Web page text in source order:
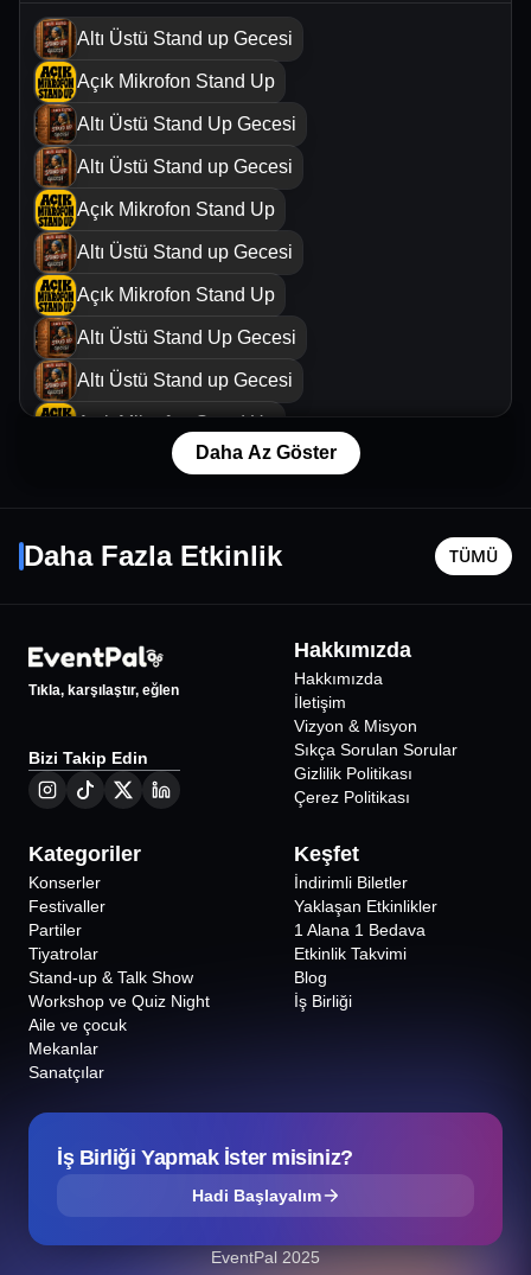
Altı Üstü Stand up Gecesi
Açık Mikrofon Stand Up
Altı Üstü Stand Up Gecesi
Altı Üstü Stand up Gecesi
Açık Mikrofon Stand Up
Altı Üstü Stand up Gecesi
Açık Mikrofon Stand Up
Altı Üstü Stand Up Gecesi
Altı Üstü Stand up Gecesi
Açık Mikrofon Stand Up
Daha Az Göster
Daha Fazla Etkinlik TÜMÜ
Ankara• Büyük Ankara Kongre Merkezi
26
Ankara
Tıkla, karşılaştır, eğlen
Bizi Takip Edin
Hakkımızda
Hakkımızda
İletişim
Vizyon & Misyon
Sıkça Sorulan Sorular
Gizlilik Politikası
Çerez Politikası
Kategoriler
Konserler
Festivaller
Partiler
Tiyatrolar
Stand-up & Talk Show
Workshop ve Quiz Night
Aile ve çocuk
Mekanlar
Sanatçılar
Keşfet
İndirimli Biletler
Yaklaşan Etkinlikler
1 Alana 1 Bedava
Etkinlik Takvimi
Blog
İş Birliği
İş Birliği Yapmak İster misiniz?
Hadi Başlayalım
EventPal 2025